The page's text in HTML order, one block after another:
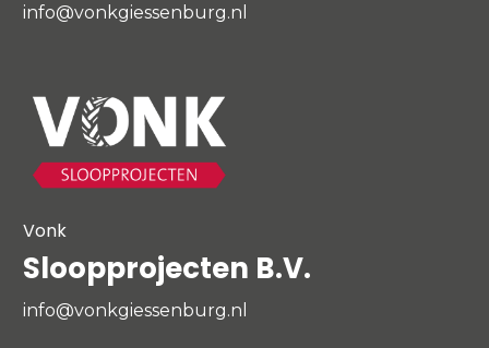
info@vonkgiessenburg.nl
Vonk
Sloopprojecten B.V.
info@vonkgiessenburg.nl